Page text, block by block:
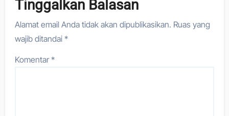
Tinggalkan Balasan
Alamat email Anda tidak akan dipublikasikan. Ruas yang
wajib ditandai*
Komentar*